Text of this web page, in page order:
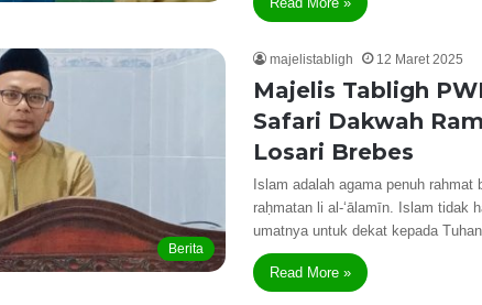
Berita
majelistabligh 12 Maret 2025
Majelis Tabligh
Safari Dakwah
Losari Brebes
Islam adalah agama penuh rahmat
raḥmatan li al-‘ālamīn. Islam tidak
umatnya untuk dekat kepada
Read More »